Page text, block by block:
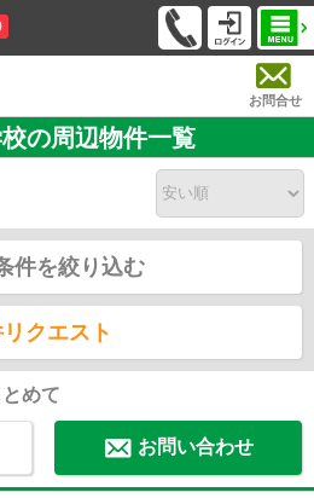
お問合せ
の周辺物件一覧
件を絞り込む
クエスト
めて
お問い合わせ